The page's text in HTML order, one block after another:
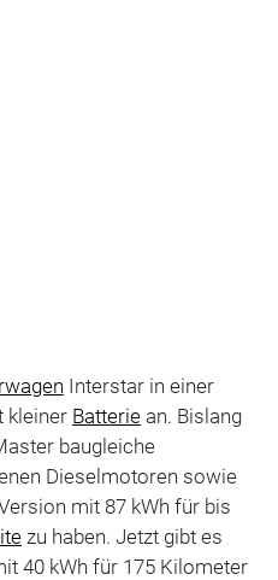
Interstar in einer
kleiner Batteriean. Bislang
baugleiche
Dieselmotoren sowie
mit 87 kWh für bis
zu haben. Jetzt gibt es
40 kWh für 175 Kilometer